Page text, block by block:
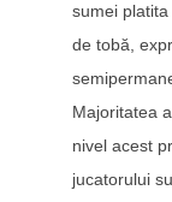
sumei
de tobă,
Majoritatea
nivel acest
jucatorului